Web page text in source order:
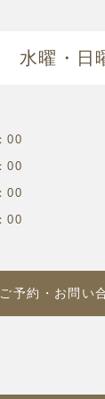
水曜・日
00
00
00
00
ご予約・お問い